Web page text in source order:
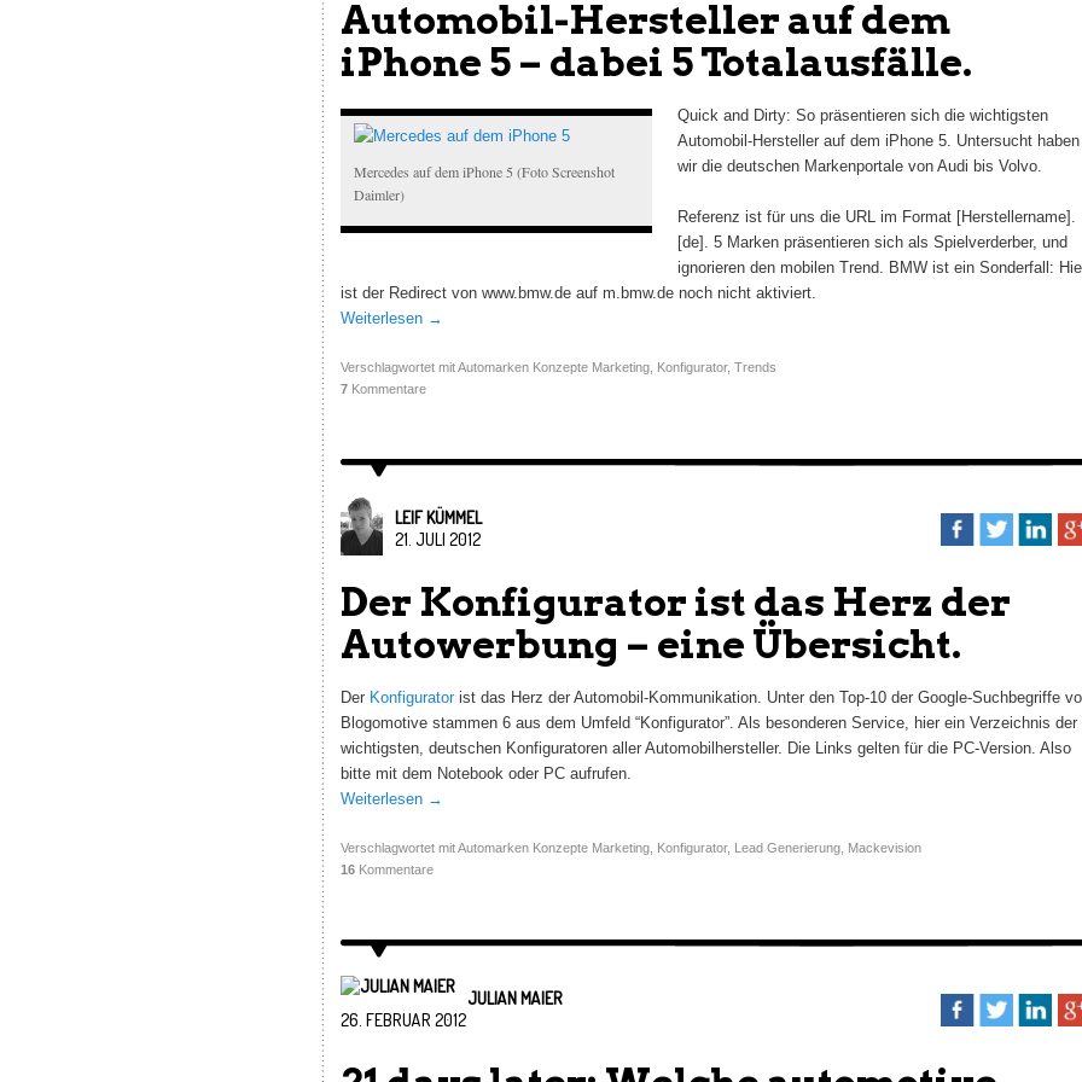
Automobil-Hersteller auf dem
iPhone 5 – dabei 5 Totalausfälle.
Mercedes auf dem iPhone 5 (Foto Screenshot
Daimler)
Quick and Dirty: So präsentieren sich die wichtigsten
Automobil-Hersteller auf dem iPhone 5. Untersucht haben
wir die deutschen Markenportale von Audi bis Volvo.
Referenz ist für uns die URL im Format [Herstellername].
[de]. 5 Marken präsentieren sich als Spielverderber, und
ignorieren den mobilen Trend. BMW ist ein Sonderfall:
ist der Redirect von www.bmw.de auf m.bmw.de noch nicht aktiviert.
Weiterlesen →
Verschlagwortet mit Automarken Konzepte Marketing, Konfigurator, Trends
7Kommentare
LEIF KÜMMEL
21. JULI 2012
Der Konfigurator ist das Herz der
Autowerbung – eine Übersicht.
Der Konfiguratorist das Herz der Automobil-Kommunikation. Unter den Top-10 der Google-Suchbegriffe
Blogomotive stammen 6 aus dem Umfeld “Konfigurator”. Als besonderen Service, hier ein Verzeichnis der
wichtigsten, deutschen Konfiguratoren aller Automobilhersteller. Die Links gelten für die PC-Version. Also
bitte mit dem Notebook oder PC aufrufen.
Weiterlesen →
Verschlagwortet mit Automarken Konzepte Marketing, Konfigurator, Lead Generierung,
Mackevision
16Kommentare
JULIAN MAIER
26. FEBRUAR 2012